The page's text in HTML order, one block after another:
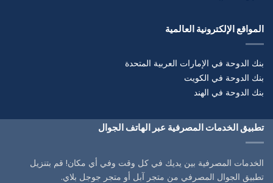
المواقع الإلكترونية العالمية
بنك الدوحة في الإمارات العربية المتحدة
بنك الدوحة في الكويت
بنك الدوحة في الهند
تطبيق الخدمات المصرفية عبر الهاتف الجوال
الخدمات المصرفية بين يديك في كل وقت وفي أي مكان! قم بتنزيل
تطبيق الجوال المصرفي من متجر آبل أو متجر جوجل بلاي.